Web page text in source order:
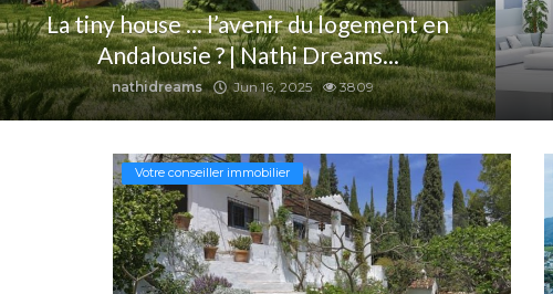
Décoration
Á propos de nous
Galerie
La tiny house ... l’avenir du logement en
Andalousie ? | Nathi Dreams...
nathidreams Jun 16, 2025 3809
Votre conseiller immobilier